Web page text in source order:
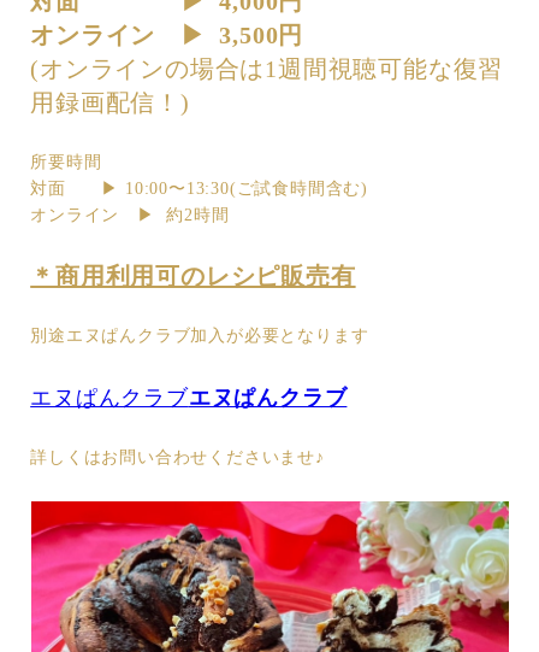
オンライン ▶︎ 3,500円
(オンラインの場合は1週間視聴可能な復習
用録画配信！)
所要時間
対面 ▶︎ 10:00〜13:30(ご試食時間含む)
オンライン ▶︎ 約2時間
＊商用利用可のレシピ販売有
別途エヌぱんクラブ加入が必要となります
エヌぱんクラブエヌぱんクラブ
詳しくはお問い合わせくださいませ♪